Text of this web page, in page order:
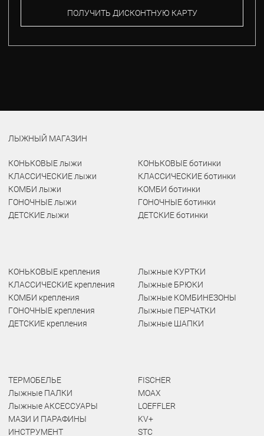
ПОЛУЧИТЬ ДИСКОНТНУЮ КАРТУ
ЛЫЖНЫЙ МАГАЗИН
КОНЬКОВЫЕ лыжи
КЛАССИЧЕСКИЕ лыжи
КОМБИ лыжи
ГОНОЧНЫЕ лыжи
ДЕТСКИЕ лыжи
КОНЬКОВЫЕ ботинки
КЛАССИЧЕСКИЕ ботинки
КОМБИ ботинки
ГОНОЧНЫЕ ботинки
ДЕТСКИЕ ботинки
КОНЬКОВЫЕ крепления
КЛАССИЧЕСКИЕ крепления
КОМБИ крепления
ГОНОЧНЫЕ крепления
ДЕТСКИЕ крепления
Лыжные КУРТКИ
Лыжные БРЮКИ
Лыжные КОМБИНЕЗОНЫ
Лыжные ПЕРЧАТКИ
Лыжные ШАПКИ
ТЕРМОБЕЛЬЕ
Лыжные ПАЛКИ
Лыжные АКСЕССУАРЫ
МАЗИ И ПАРАФИНЫ
ИНСТРУМЕНТ
FISCHER
MOAX
LOEFFLER
KV+
STC